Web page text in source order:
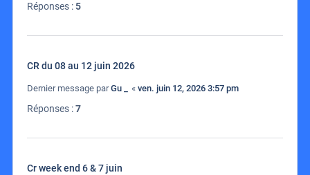
Réponses :5
CR du 08 au 12 juin 2026
Dernier message parGu _ « ven. juin 12, 2026 3:57 pm
Réponses :7
Cr week end 6 & 7 juin